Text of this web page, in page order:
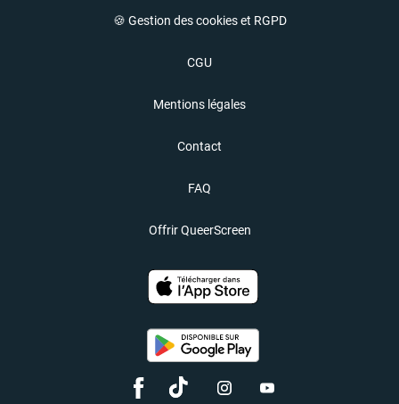
🍪 Gestion des cookies et RGPD
CGU
Mentions légales
Contact
FAQ
Offrir QueerScreen